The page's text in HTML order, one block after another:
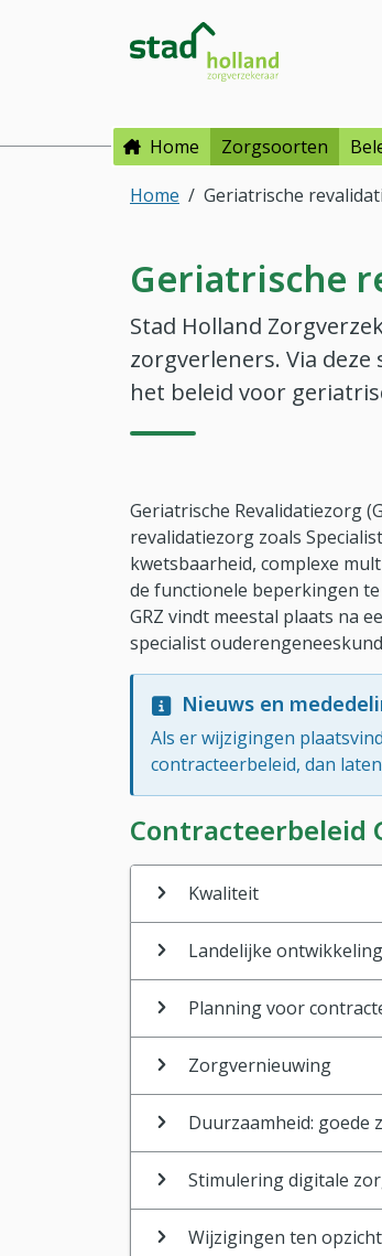
Direct naar hoofdinhoud
Direct naar hoofdmenu
Home Zorgsoorten
Home
Geriatrische
Geriatrische
Stad Holland
zorgverleners. Via
het beleid voor
Geriatrische Revalidatiezorg
revalidatiezorg zoals
kwetsbaarheid, complexe
de functionele beperkingen
GRZ vindt meestal plaats na
specialist
Nieuws en
Als er wijzigingen
contracteerbeleid, dan
Contracteerbeleid
Kwaliteit
Landelijke
Planning voor
Zorgvernieuwing
Duurzaamheid:
Stimulering digitale
Wijzigingen ten